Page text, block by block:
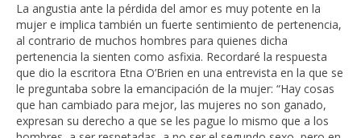
La angustia ante la pérdida del amor es muy potente en la
mujer e implica también un fuerte sentimiento de pertenencia,
al contrario de muchos hombres para quienes dicha
pertenencia la sienten como asfixia. Recordaré la respuesta
que dio la escritora Etna O’Brien en una entrevista en la que se
le preguntaba sobre la emancipación de la mujer: “Hay cosas
que han cambiado para mejor, las mujeres no son ganado,
expresan su derecho a que se les pague lo mismo que a los